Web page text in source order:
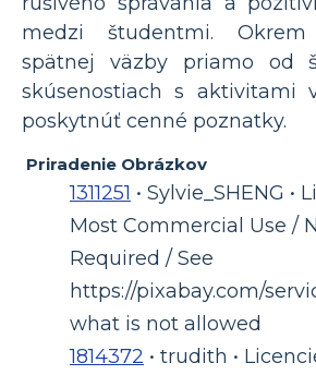
medzi študentmi.
spätnej väzby priamo od
skúsenostiach s aktivitami
poskytnúť cenné poznatky.
Priradenie Obrázkov
1311251 • Sylvie_SHENG •
Most Commercial Use /
Required / See
https://pixabay.com/
what is not allowed
1814372 • trudith •